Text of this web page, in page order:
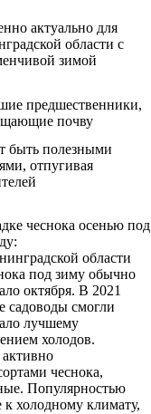
актуально для
области с
зимой
предшественники,
почву
быть полезными
отпугивая
чеснока осенью под
области
под зиму обычно
октября. В 2021
садоводы смогли
лучшему
холодов.
чеснока,
Популярностью
к холодному климату,